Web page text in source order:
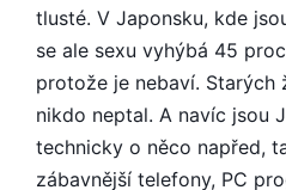
tlusté. V Japonsku, kde
se ale sexu vyhýbá 45
protože je nebaví. Starých
nikdo neptal. A navíc jsou
technicky o něco napřed,
zábavnější telefony, PC